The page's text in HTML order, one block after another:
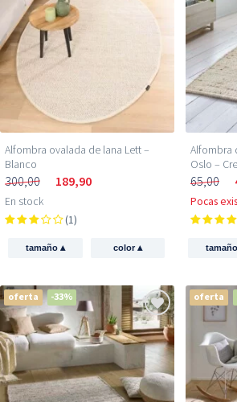
Alfombra ovalada de lana Lett –
Blanco
300,00 189,90
En stock
(1)
tamaño ▴ color▴
Alfombra
Oslo –
65,00
Pocas
tamaño
oferta -33% oferta